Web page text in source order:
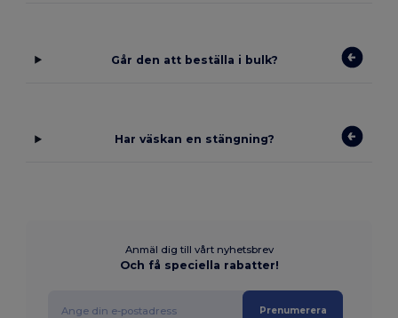
Går den att beställa i bulk?
Har väskan en stängning?
Anmäl dig till vårt nyhetsbrev
Och få speciella rabatter!
Prenumerera